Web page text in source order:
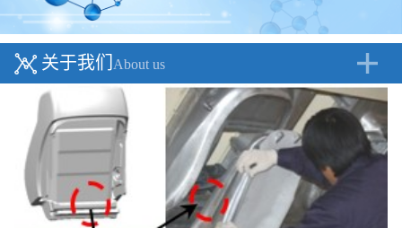
关于我们 About us